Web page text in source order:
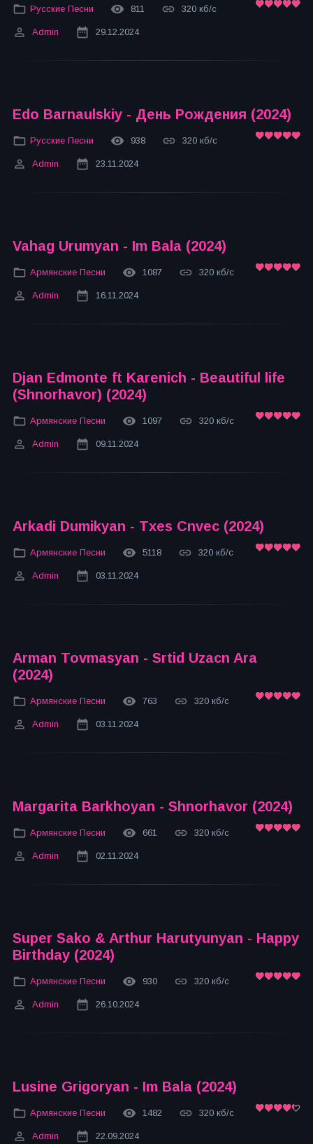
Русские Песни 811 320 кб/с
Admin 29.12.2024
Edo Barnaulskiy - День Рождения (2024)
Русские Песни 938 320 кб/с
Admin 23.11.2024
Vahag Urumyan - Im Bala (2024)
Армянские Песни 1087 320 кб/с
Admin 16.11.2024
Djan Edmonte ft Karenich - Beautiful life
(Shnorhavor) (2024)
Армянские Песни 1097 320 кб/с
Admin 09.11.2024
Arkadi Dumikyan - Txes Cnvec (2024)
Армянские Песни 5118 320 кб/с
Admin 03.11.2024
Arman Tovmasyan - Srtid Uzacn Ara
(2024)
Армянские Песни 763 320 кб/с
Admin 03.11.2024
Margarita Barkhoyan - Shnorhavor (2024)
Армянские Песни 661 320 кб/с
Admin 02.11.2024
Super Sako & Arthur Harutyunyan - Happy
Birthday (2024)
Армянские Песни 930 320 кб/с
Admin 26.10.2024
Lusine Grigoryan - Im Bala (2024)
Армянские Песни 1482 320 кб/с
Admin 22.09.2024